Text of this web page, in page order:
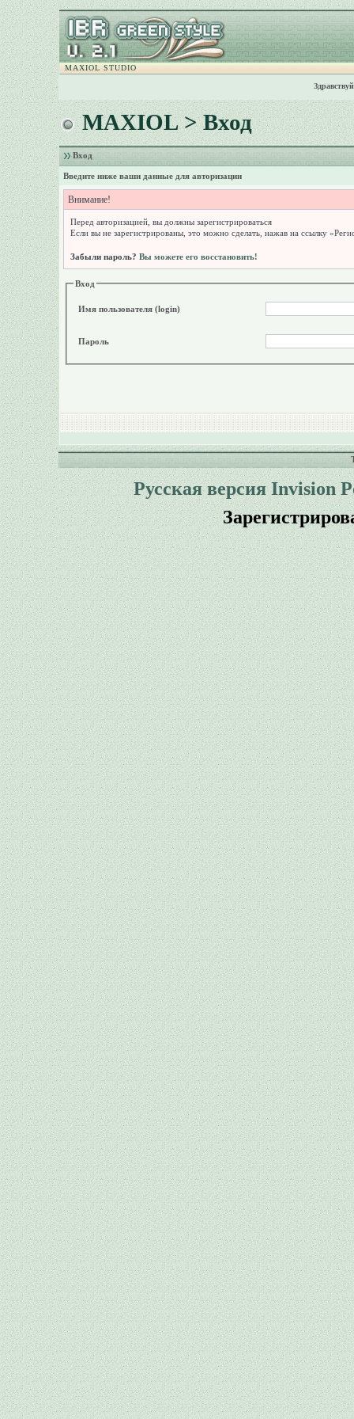
MAXIOL STUDIO
MAXIOL> Вход
Вход
Введите ниже ваши данные для авторизации
Внимание!
Перед авторизацией, вы должны зарегистрироваться
Если вы не зарегистрированы, это можно сделать, нажав на ссылку
Забыли пароль? Вы можете его восстановить!
Вход
Имя пользователя (login)
Пароль
Русская версия Invision